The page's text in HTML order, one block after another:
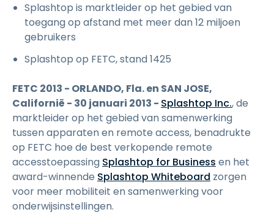
Splashtop is marktleider op het gebied van
toegang op afstand met meer dan 12 miljoen
gebruikers
Splashtop op FETC, stand 1425
FETC 2013 - ORLANDO, Fla. en SAN JOSE,
Californië - 30 januari 2013 - Splashtop Inc., de
marktleider op het gebied van samenwerking
tussen apparaten en remote access, benadrukte
op FETC hoe de best verkopende remote
accesstoepassing Splashtop for Business en het
award-winnende Splashtop Whiteboard zorgen
voor meer mobiliteit en samenwerking voor
onderwijsinstellingen.